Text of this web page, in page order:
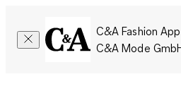
C&A Fashion App
C&A Mode